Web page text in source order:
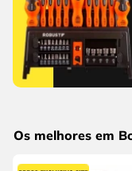
Os melhores em